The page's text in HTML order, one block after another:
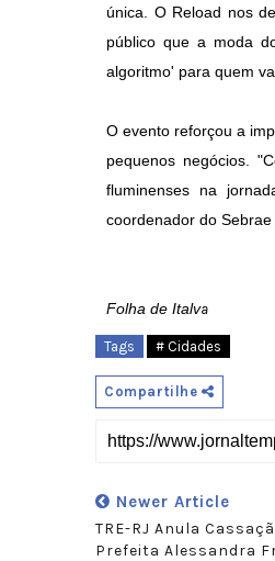
única. O Reload nos
público que a moda
algoritmo' para quem
O evento reforçou a
pequenos negócios.
fluminenses na
coordenador do
Folha de Italva
Tags # Cidades
Compartilhe
Newer Article
TRE-RJ Anula
Prefeita Alessandra